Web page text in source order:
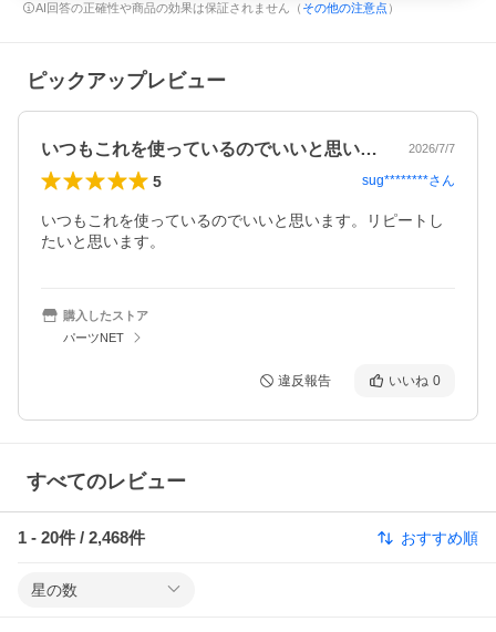
AI回答の正確性や商品の効果は保証されません（ その他の注意点 ）
ピックアップレビュー
いつもこれを使っているのでいいと思いま… 2026/7/7
5 sug********さん
いつもこれを使っているのでいいと思います。リピートし
たいと思います。
購入したストア
パーツNET
違反報告 いいね 0
すべてのレビュー
1 - 20件 / 2,468件 おすすめ順
星の数